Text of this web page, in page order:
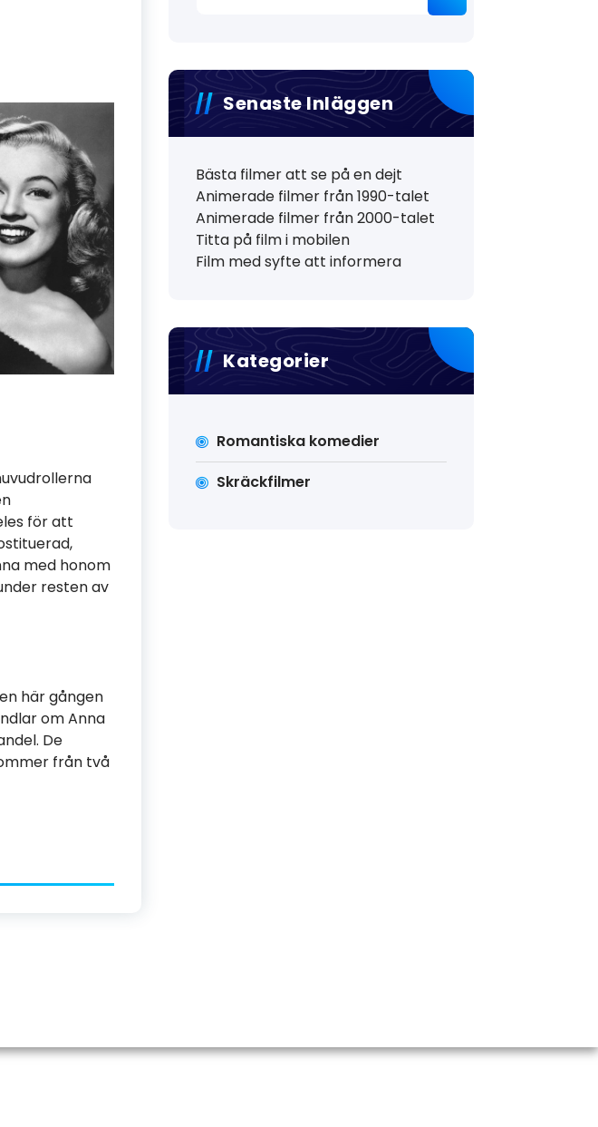
för att
med honom
resten av
här gången
om Anna
De
från två
Senaste Inläggen
Bästa filmer att se på en dejt
Animerade filmer från 1990-talet
Animerade filmer från 2000-talet
Titta på film i mobilen
Film med syfte att informera
Kategorier
Romantiska komedier
Skräckfilmer